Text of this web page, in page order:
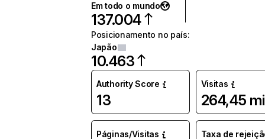
Em todo o mundo
137.004
Posicionamento no país:
Japão
10.463
Authority Score
13
Visitas
264,45
Páginas/Visitas Taxa de